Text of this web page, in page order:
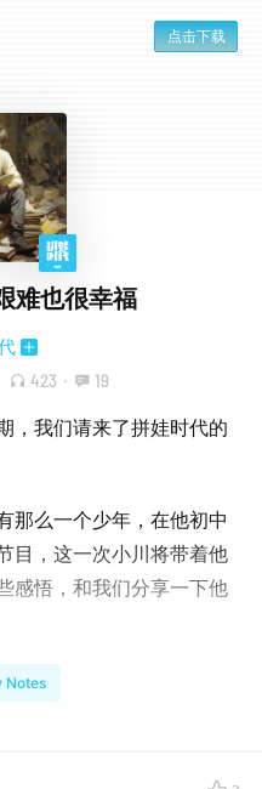
点击下载
难也很幸福
423 · 19
，我们请来了拼娃时代的
那么一个少年，在他初中
目，这一次小川将带着他
感悟，和我们分享一下他
竞争有多激烈；
Notes